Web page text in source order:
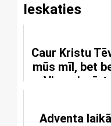
Ieskaties
Caur Kristu
mūs mīl, bet
Viņa - ienīst
Adventa laikā